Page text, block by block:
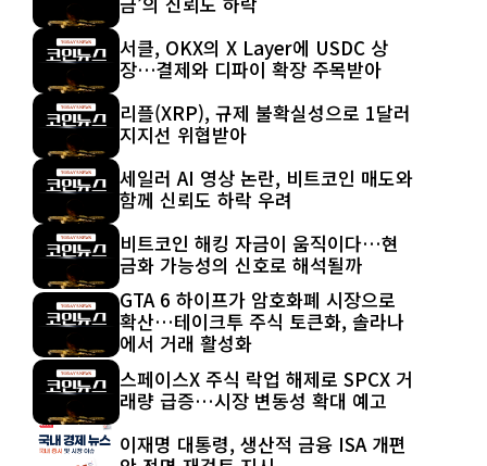
서클, OKX의 X Layer에 USDC 상
장…결제와 디파이 확장 주목받아
리플(XRP), 규제 불확실성으로 1달러
지지선 위협받아
세일러 AI 영상 논란, 비트코인 매도와
함께 신뢰도 하락 우려
비트코인 해킹 자금이 움직이다…현
금화 가능성의 신호로 해석될까
GTA 6 하이프가 암호화폐 시장으로
확산…테이크투 주식 토큰화, 솔라나
에서 거래 활성화
스페이스X 주식 락업 해제로 SPCX 거
래량 급증…시장 변동성 확대 예고
이재명 대통령, 생산적 금융 ISA 개편